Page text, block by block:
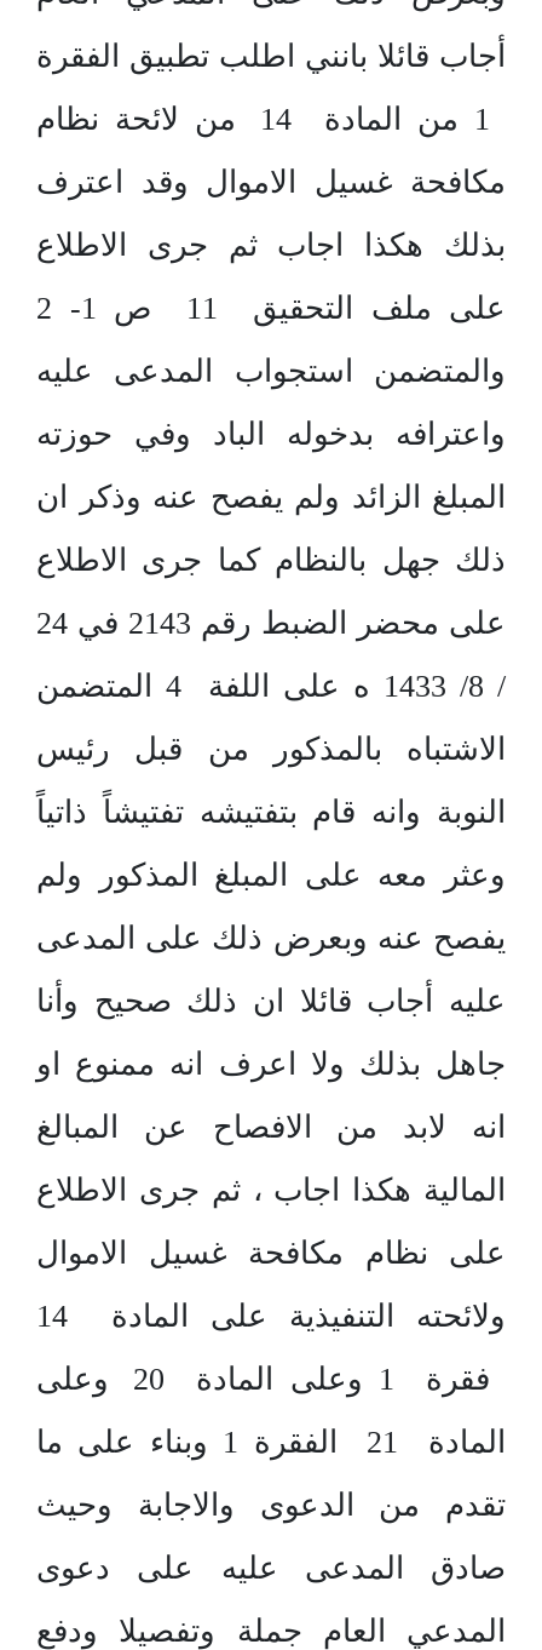
أجاب قائلا بانني اطلب تطبيق الفقرة
1 من المادة 14 من لائحة نظام
مكافحة غسيل الاموال وقد اعترف
بذلك هكذا اجاب ثم جرى الاطلاع
على ملف التحقيق 11 ص 1- 2
والمتضمن استجواب المدعى عليه
واعترافه بدخوله الباد وفي حوزته
المبلغ الزائد ولم يفصح عنه وذكر ان
ذلك جهل بالنظام كما جرى الاطلاع
على محضر الضبط رقم 2143 في 24
/ 8/ 1433 ه على اللفة 4 المتضمن
الاشتباه بالمذكور من قبل رئيس
النوبة وانه قام بتفتيشه تفتيشاً ذاتياً
وعثر معه على المبلغ المذكور ولم
يفصح عنه وبعرض ذلك على المدعى
عليه أجاب قائلا ان ذلك صحيح وأنا
جاهل بذلك ولا اعرف انه ممنوع او
انه لابد من الافصاح عن المبالغ
المالية هكذا اجاب ، ثم جرى الاطلاع
على نظام مكافحة غسيل الاموال
ولائحته التنفيذية على المادة 14
فقرة 1 وعلى المادة 20 وعلى
المادة 21 الفقرة 1 وبناء على ما
تقدم من الدعوى والاجابة وحيث
صادق المدعى عليه على دعوى
المدعي العام جملة وتفصيلا ودفع